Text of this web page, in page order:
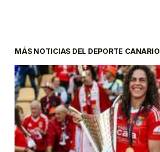
MÁS NOTICIAS DEL DEPORTE CANARIO